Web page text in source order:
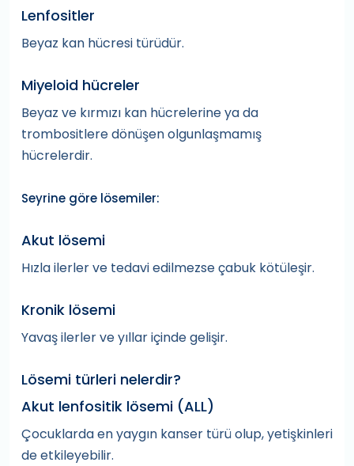
Lenfositler
Beyaz kan hücresi türüdür.
Miyeloid hücreler
Beyaz ve kırmızı kan hücrelerine ya da
trombositlere dönüşen olgunlaşmamış
hücrelerdir.
Seyrine göre lösemiler:
Akut lösemi
Hızla ilerler ve tedavi edilmezse çabuk kötüleşir.
Kronik lösemi
Yavaş ilerler ve yıllar içinde gelişir.
Lösemi türleri nelerdir?
Akut lenfositik lösemi (ALL)
Çocuklarda en yaygın kanser türü olup, yetişkinleri
de etkileyebilir.